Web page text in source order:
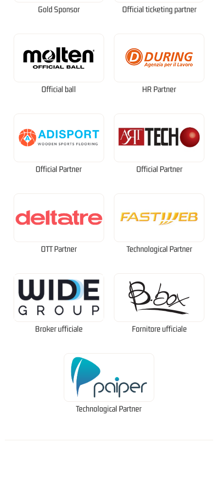
Gold Sponsor Official ticketing partner
Official ball HR Partner
Official Partner Official Partner
OTT Partner Technological Partner
Broker ufficiale Fornitore ufficiale
Technological Partner